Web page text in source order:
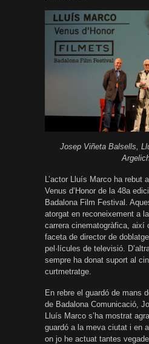
Josep Viñeta Balsells,
L’actor Lluís Marco ha
Venus d’Honor de la 48a
Badalona Film Festival.
atorgat en reconeixement a
carrera cinematogràfica, així
faceta de director de
pel·lícules de televisió.
sempre ha donat suport al
curtmetratge.
En rebre el guardó de mans
de Badalona Comunicació,
Lluís Marco s’ha mostrat
guardó a la meva ciutat i en
on jo he actuat tantes